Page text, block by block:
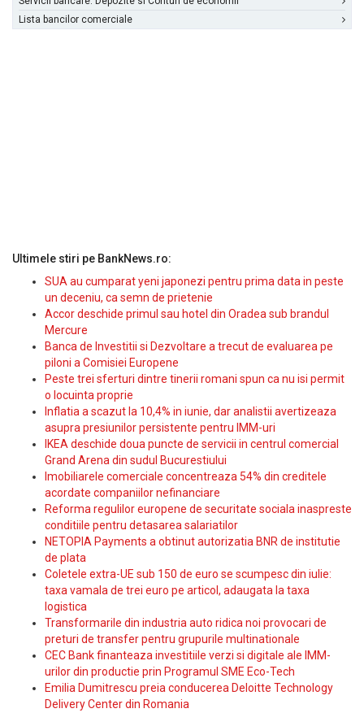
Lista bancilor comerciale
Ultimele stiri pe BankNews.ro:
SUA au cumparat yeni japonezi pentru prima data in peste
un deceniu, ca semn de prietenie
Accor deschide primul sau hotel din Oradea sub brandul
Mercure
Banca de Investitii si Dezvoltare a trecut de evaluarea pe
piloni a Comisiei Europene
Peste trei sferturi dintre tinerii romani spun ca nu isi permit
o locuinta proprie
Inflatia a scazut la 10,4% in iunie, dar analistii avertizeaza
asupra presiunilor persistente pentru IMM-uri
IKEA deschide doua puncte de servicii in centrul comercial
Grand Arena din sudul Bucurestiului
Imobiliarele comerciale concentreaza 54% din creditele
acordate companiilor nefinanciare
Reforma regulilor europene de securitate sociala inaspreste
conditiile pentru detasarea salariatilor
NETOPIA Payments a obtinut autorizatia BNR de institutie
de plata
Coletele extra-UE sub 150 de euro se scumpesc din iulie:
taxa vamala de trei euro pe articol, adaugata la taxa
logistica
Transformarile din industria auto ridica noi provocari de
preturi de transfer pentru grupurile multinationale
CEC Bank finanteaza investitiile verzi si digitale ale IMM-
urilor din productie prin Programul SME Eco-Tech
Emilia Dumitrescu preia conducerea Deloitte Technology
Delivery Center din Romania